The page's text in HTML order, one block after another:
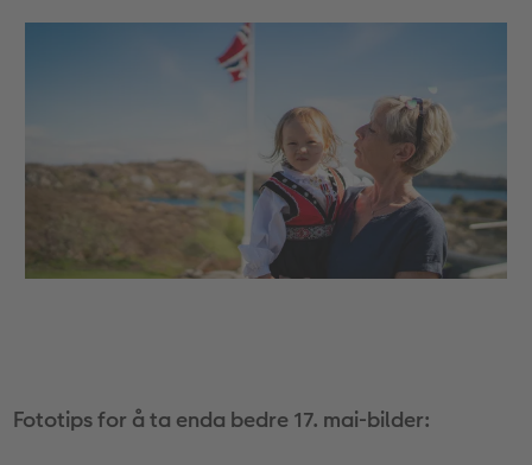
Panoramaside
Minnelomme
Fotocollage
Flerdelt veggdekorasjon
Fotopanel
Velkomstskilt
Gratis bildelagring
Inspirasjon
Gratis bildelagring
Kjæledyr
Inspirasjon
CEWE Gavekort
Firmagaver
Gratis bildelagring
Bordkort
Menykort
Direkteforsendelse
Digitalt kort
Fototips for å ta enda bedre 17. mai-bilder: